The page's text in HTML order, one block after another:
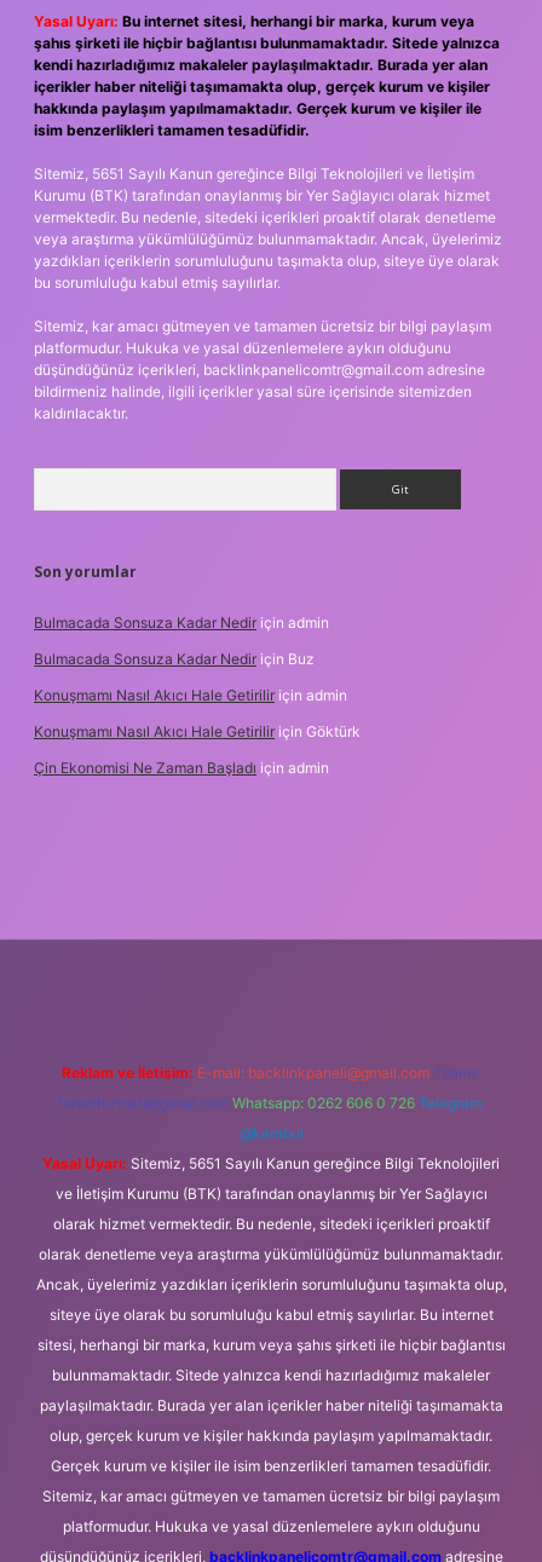
Yasal Uyarı: Bu internet sitesi, herhangi bir marka, kurum veya
şahıs şirketi ile hiçbir bağlantısı bulunmamaktadır. Sitede yalnızca
kendi hazırladığımız makaleler paylaşılmaktadır. Burada yer alan
içerikler haber niteliği taşımamakta olup, gerçek kurum ve kişiler
hakkında paylaşım yapılmamaktadır. Gerçek kurum ve kişiler ile
isim benzerlikleri tamamen tesadüfidir.
Sitemiz, 5651 Sayılı Kanun gereğince Bilgi Teknolojileri ve İletişim
Kurumu (BTK) tarafından onaylanmış bir Yer Sağlayıcı olarak hizmet
vermektedir. Bu nedenle, sitedeki içerikleri proaktif olarak denetleme
veya araştırma yükümlülüğümüz bulunmamaktadır. Ancak, üyelerimiz
yazdıkları içeriklerin sorumluluğunu taşımakta olup, siteye üye olarak
bu sorumluluğu kabul etmiş sayılırlar.
Sitemiz, kar amacı gütmeyen ve tamamen ücretsiz bir bilgi paylaşım
platformudur. Hukuka ve yasal düzenlemelere aykırı olduğunu
düşündüğünüz içerikleri, backlinkpanelicomtr@gmail.com adresine
bildirmeniz halinde, ilgili içerikler yasal süre içerisinde sitemizden
kaldırılacaktır.
Son yorumlar
Bulmacada Sonsuza Kadar Nedir için admin
Bulmacada Sonsuza Kadar Nedir için Buz
Konuşmamı Nasıl Akıcı Hale Getirilir için admin
Konuşmamı Nasıl Akıcı Hale Getirilir için Göktürk
Çin Ekonomisi Ne Zaman Başladı için admin
Reklam ve İletişim: E-mail: backlinkpaneli@gmail.com Teams:
forumhizmeti@gmail.com Whatsapp: 0262 606 0 726 Telegram:
@karabul
Yasal Uyarı: Sitemiz, 5651 Sayılı Kanun gereğince Bilgi Teknolojileri
ve İletişim Kurumu (BTK) tarafından onaylanmış bir Yer Sağlayıcı
olarak hizmet vermektedir. Bu nedenle, sitedeki içerikleri proaktif
olarak denetleme veya araştırma yükümlülüğümüz bulunmamaktadır.
Ancak, üyelerimiz yazdıkları içeriklerin sorumluluğunu taşımakta olup,
siteye üye olarak bu sorumluluğu kabul etmiş sayılırlar. Bu internet
sitesi, herhangi bir marka, kurum veya şahıs şirketi ile hiçbir bağlantısı
bulunmamaktadır. Sitede yalnızca kendi hazırladığımız makaleler
paylaşılmaktadır. Burada yer alan içerikler haber niteliği taşımamakta
olup, gerçek kurum ve kişiler hakkında paylaşım yapılmamaktadır.
Gerçek kurum ve kişiler ile isim benzerlikleri tamamen tesadüfidir.
Sitemiz, kar amacı gütmeyen ve tamamen ücretsiz bir bilgi paylaşım
platformudur. Hukuka ve yasal düzenlemelere aykırı olduğunu
düşündüğünüz içerikleri, backlinkpanelicomtr@gmail.comadresine